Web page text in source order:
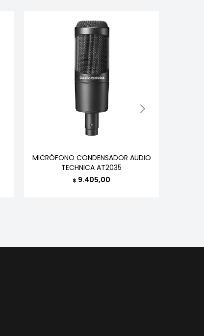
MICRÓFONO CONDENSADOR AUDIO
TECHNICA AT2035
$ 9.405,00